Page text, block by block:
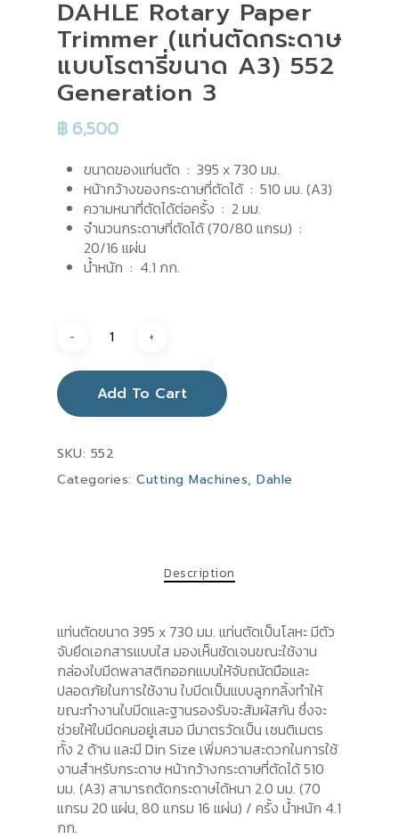
DAHLE Rotary Paper
Trimmer (แท่นตัดกระดาษ
แบบโรตารี่ขนาด A3) 552
Generation 3
฿ 6,500
ขนาดของแท่นตัด : 395 x 730 มม.
หน้ากว้างของกระดาษที่ตัดได้ : 510 มม. (A3)
ความหนาที่ตัดได้ต่อครั้ง : 2 มม.
จำนวนกระดาษที่ตัดได้ (70/80 แกรม) :
20/16 แผ่น
น้ำหนัก : 4.1 กก.
Add To Cart
SKU: 552
Categories: Cutting Machines, Dahle
Description
แท่นตัดขนาด 395 x 730 มม. แท่นตัดเป็นโลหะ มีตัว
จับยึดเอกสารแบบใส มองเห็นชัดเจนขณะใช้งาน
กล่องใบมีดพลาสติกออกแบบให้จับถนัดมือและ
ปลอดภัยในการใช้งาน ใบมีดเป็นแบบลูกกลิ้งทำให้
ขณะทำงานใบมีดและฐานรองรับจะสัมผัสกัน ซึ่งจะ
ช่วยให้ใบมีดคมอยู่เสมอ มีมาตรวัดเป็น เซนติเมตร
ทั้ง 2 ด้าน และมี Din Size เพิ่มความสะดวกในการใช้
งานสำหรับกระดาษ หน้ากว้างกระดาษที่ตัดได้ 510
มม. (A3) สามารถตัดกระดาษได้หนา 2.0 มม. (70
แกรม 20 แผ่น, 80 แกรม 16 แผ่น) / ครั้ง น้ำหนัก 4.1
กก.